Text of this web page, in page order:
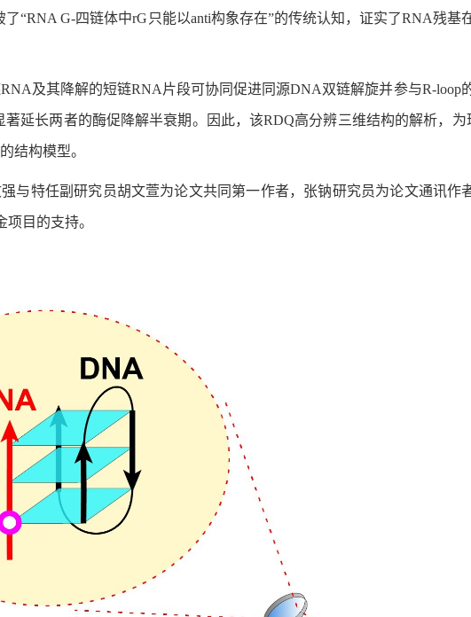
“RNA G-四链体中rG只能以anti构象存在”的传统认知，证实了RNA残基
及其降解的短链RNA片段可协同促进同源DNA双链解旋并参与R-loop
延长两者的酶促降解半衰期。因此，该RDQ高分辨三维结构的解析，为
结构模型。
与特任副研究员胡文萱为论文共同第一作者，张钠研究员为论文通讯作
目的支持。